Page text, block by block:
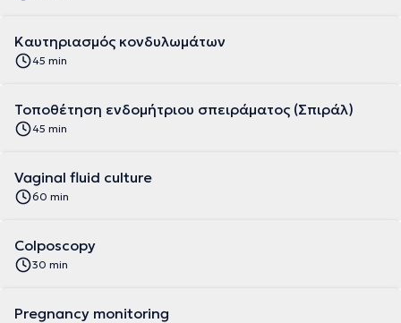
Καυτηριασμός κονδυλωμάτων
45 min
Τοποθέτηση ενδομήτριου σπειράματος (Σπιράλ)
45 min
Vaginal fluid culture
60 min
Colposcopy
30 min
Pregnancy monitoring